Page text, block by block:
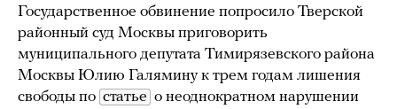
Государственное обвинение попросило Тверской
районный суд Москвы приговорить
муниципального депутата Тимирязевского района
Москвы Юлию Галямину к трем годам лишения
свободы по статье о неоднократном нарушении